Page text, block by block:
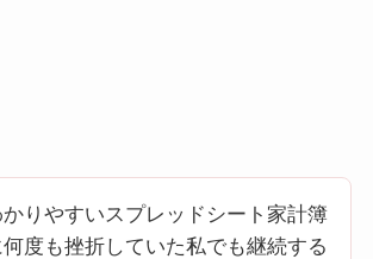
りやすいスプレッドシート家計簿
度も挫折していた私でも継続する